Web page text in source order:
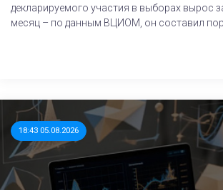
декларируемого участия в выборах вырос
месяц – по данным ВЦИОМ, он составил
18:43 05.08.2026